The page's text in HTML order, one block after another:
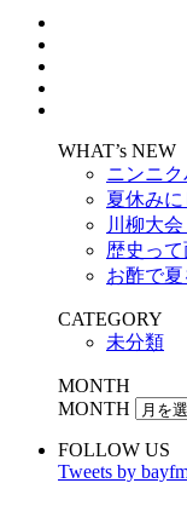
WHAT’s NEW
ニンニク
夏休み
川柳大会
歴史っ
お酢で
CATEGORY
未分類
MONTH
MONTH
FOLLOW US
Tweets by